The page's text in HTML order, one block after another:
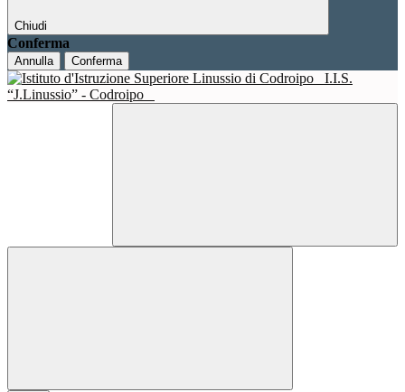
Chiudi
Conferma
Annulla Conferma
I.I.S.
“J.Linussio” - Codroipo